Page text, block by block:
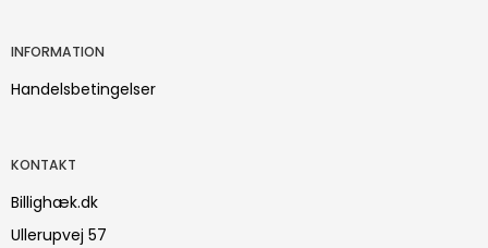
INFORMATION
Handelsbetingelser
KONTAKT
Billighæk.dk
Ullerupvej 57